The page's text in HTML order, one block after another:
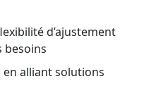
d’ajustement
besoins
en alliant solutions